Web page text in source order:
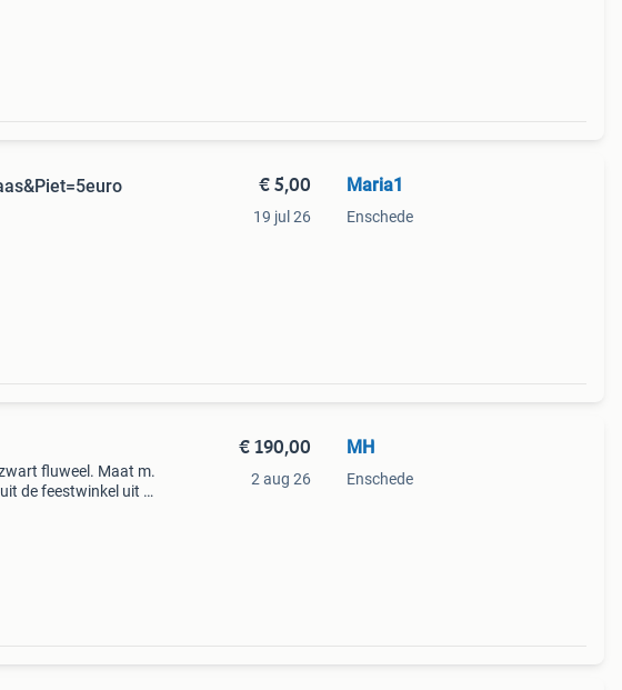
€ 5,00
19 jul 26
Maria1
Enschede
fluweel. Maat m.
de feestwinkel uit de
€ 190,00
2 aug 26
MH
Enschede